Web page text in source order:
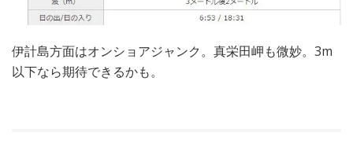
伊計島方面はオンショアジャンク。真栄田岬も微妙。3m
以下なら期待できるかも。